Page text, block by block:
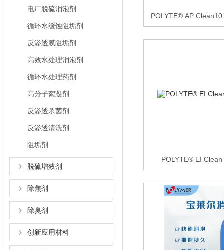
电厂脱硫消泡剂
循环水缓蚀阻垢剂
反渗透膜阻垢剂
高效水处理消泡剂
循环水处理药剂
高分子絮凝剂
反渗透杀菌剂
反渗透清洗剂
阻垢剂
脱硫增效剂
除焦剂
除臭剂
创新应用材料
POLYTE® AP
POLYTE® EI